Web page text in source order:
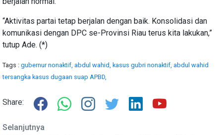
“Aktivitas partai tetap berjalan dengan baik. Konsolidasi dan
komunikasi dengan DPC se-Provinsi Riau terus kita lakukan,”
tutup Ade. (*)
Tags : gubernur nonaktif, abdul wahid, kasus gubri nonaktif, abdul wahid
tersangka kasus dugaan suap APBD,
Share:
Selanjutnya